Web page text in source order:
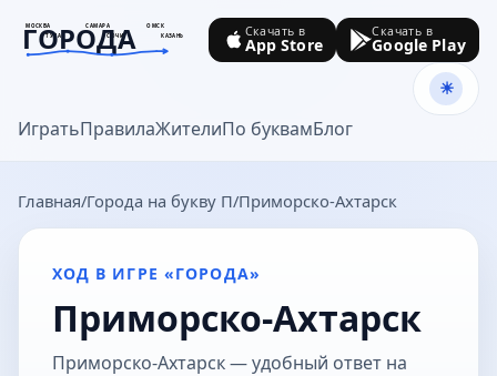
МОСКВА САМАРА
ОМСК
ТУЛА
СОЧИ КАЗАНЬ
ГОРОДА
goroda-na.ru
ИгратьПравилаЖителиПо буквамБлог
Скачать в
App Store
Скачать в
Google Play
Главная Города на букву П Приморско-Ахтарск
ХОД В ИГРЕ «ГОРОДА»
Приморско-Ахтарск
Приморско-Ахтарск — удобный ответ на